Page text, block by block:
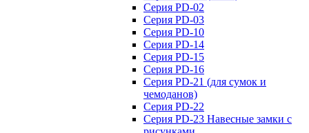
Серия PD-02
Серия PD-03
Серия PD-10
Серия PD-14
Серия PD-15
Серия PD-16
Серия PD-21 (для сумок и
чемоданов)
Серия PD-22
Серия PD-23 Навесные замки с